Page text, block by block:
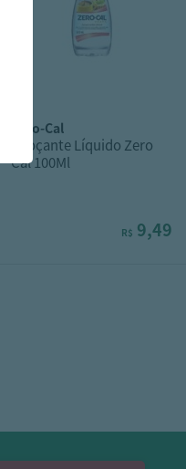
zero-cal
Adoçante Líquido Zero
Cal 100Ml
R$ 9,49